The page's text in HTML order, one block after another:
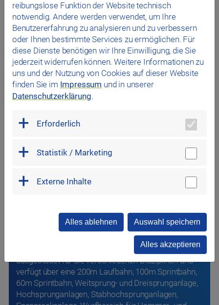
SSV Jahn Regensburg auch eine top ausgestattete
Veranstaltungs- und Tagungslocation mit ganz
besonderem Flair.
Mehr erfahren
Leichtathletiktrainingshalle
Leichtathletiktraining
Unsere Leichtathletiktrainingshalle ist ideal
ausgestattet für die verschiedenen Disziplinen und
verfügt über eine 200m Laufbahn, 100m Sprintbahn,
60m Sprintbahn, Weitsprung- und Dreisprunganlage,
Hochsprunganlagen, Stabhochsprunganlagen,
reibungslose Funktion der Website technisch
notwendig. Andere werden verwendet, um Ihre
Benutzererfahrung zu analysieren und zu verbessern
oder Ihnen bestimmte Services zu ermöglichen. Für
diese Dienste benötigen wir Ihre Einwilligung, die Sie
jederzeit widerrufen können. Weitere Informationen zu
uns und der Nutzung von Cookies auf dieser Website
finden Sie im Impressum und in unserer
Datenschutzerklärung.
Erforderlich
Statistik / Marketing
Externe Inhalte
Alles ablehnen Auswahl speichern
Alles akzeptieren